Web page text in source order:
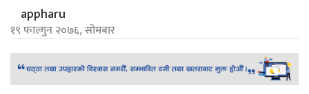
appharu
१९ फाल्गुन २०७६, सोमबार